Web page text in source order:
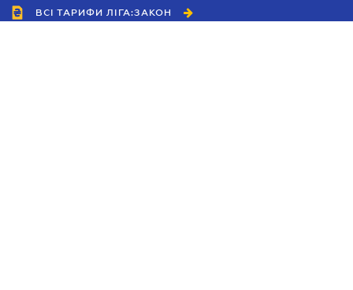
ВСІ ТАРИФИ ЛІГА:ЗАКОН